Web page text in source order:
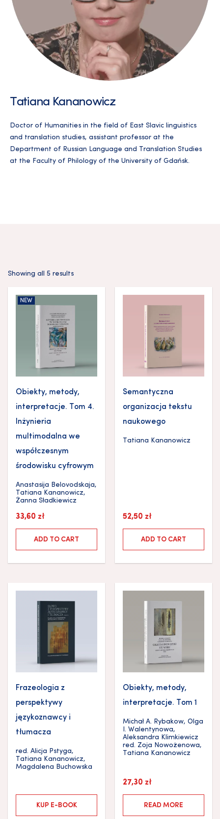
Tatiana Kananowicz
Doctor of Humanities in the field of East Slavic linguistics
and translation studies, assistant professor at the
Department of Russian Language and Translation Studies
at the Faculty of Philology of the University of Gdańsk.
Showing all 5 results
NEW
Obiekty, metody,
interpretacje. Tom 4.
Inżynieria
multimodalna we
współczesnym
środowisku cyfrowym
Anastasija Belovodskaja,
Tatiana Kananowicz,
Żanna Sładkiewicz
33,60 zł
ADD TO CART
Semantyczna
organizacja tekstu
naukowego
Tatiana Kananowicz
52,50 zł
ADD TO CART
Frazeologia z
perspektywy
językoznawcy i
tłumacza
red. Alicja Pstyga,
Tatiana Kananowicz,
Magdalena Buchowska
KUP E-BOOK
Obiekty, metody,
interpretacje. Tom 1
Michał A. Rybakow, Olga
I. Walentynowa,
Aleksandra Klimkiewicz
red. Zoja Nowożenowa,
Tatiana Kananowicz
27,30 zł
READ MORE